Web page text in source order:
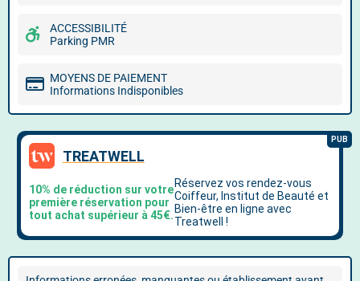
ACCESSIBILITÉ
Parking PMR
MOYENS DE PAIEMENT
Informations Indisponibles